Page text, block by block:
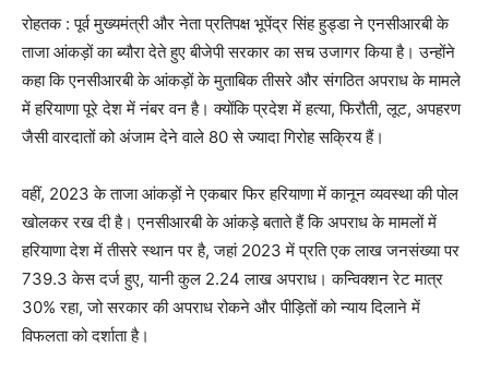
रोहतक : पूर्व मुख्यमंत्री और नेता प्रतिपक्ष भूपेंद्र सिंह हुड्डा ने एनसीआरबी के
ताजा आंकड़ों का ब्यौरा देते हुए बीजेपी सरकार का सच उजागर किया है। उन्होंने
कहा कि एनसीआरबी के आंकड़ों के मुताबिक तीसरे और संगठित अपराध के मामले
में हरियाणा पूरे देश में नंबर वन है। क्योंकि प्रदेश में हत्या, फिरौती, लूट, अपहरण
जैसी वारदातों को अंजाम देने वाले 80 से ज्यादा गिरोह सक्रिय हैं।
वहीं, 2023 के ताजा आंकड़ों ने एकबार फिर हरियाणा में कानून व्यवस्था की पोल
खोलकर रख दी है। एनसीआरबी के आंकड़े बताते हैं कि अपराध के मामलों में
हरियाणा देश में तीसरे स्थान पर है, जहां 2023 में प्रति एक लाख जनसंख्या पर
739.3 केस दर्ज हुए, यानी कुल 2.24 लाख अपराध। कन्विक्शन रेट मात्र
30% रहा, जो सरकार की अपराध रोकने और पीड़ितों को न्याय दिलाने में
विफलता को दर्शाता है।